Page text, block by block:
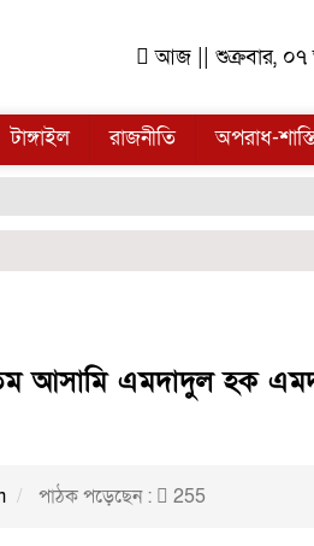
আজ || শুক্রবার, ০৭
টাঙ্গাইল রাজনীতি অপরাধ-
আসামি এমদাদুল হক
পাঠক পড়েছেন : 255